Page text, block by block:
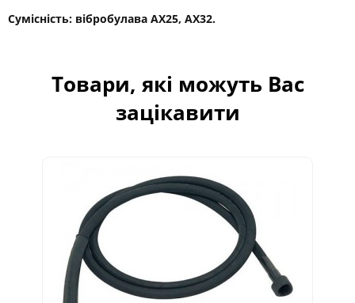
Сумісність: вібробулава AX25, AX32.
Товари, які можуть Вас
зацікавити